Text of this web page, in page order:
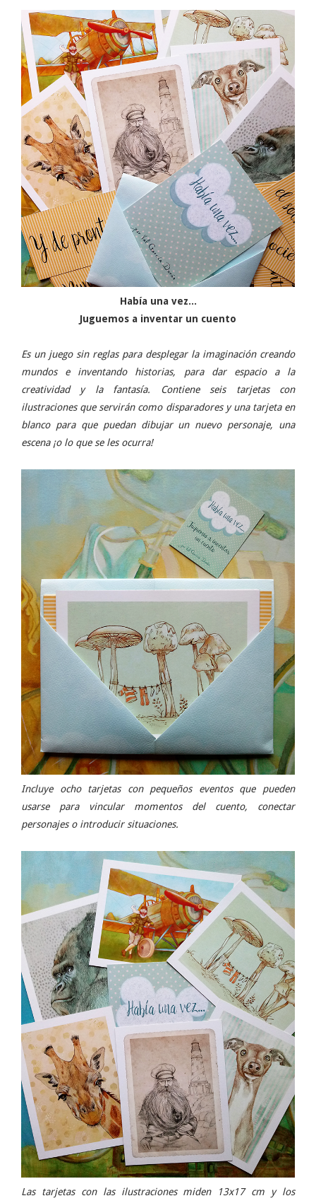
Había una vez...
Juguemos a inventar un cuento
Es un juego sin reglas para desplegar la imaginación creando
mundos e inventando historias, para dar espacio a la
creatividad y la fantasía. Contiene seis tarjetas con
ilustraciones que servirán como disparadores y una tarjeta en
blanco para que puedan dibujar un nuevo personaje, una
escena ¡o lo que se les ocurra!
Incluye ocho tarjetas con pequeños eventos que pueden
usarse para vincular momentos del cuento, conectar
personajes o introducir situaciones.
Las tarjetas con las ilustraciones miden 13x17 cm y los